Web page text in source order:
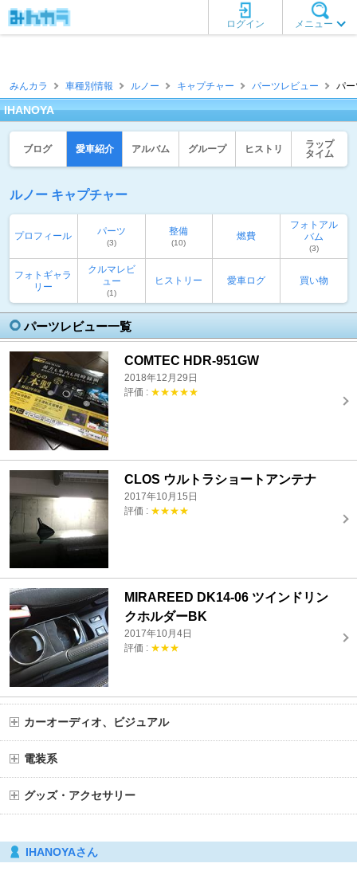
メニュー
ログイン
みんカラ 車種別情報 ルノー キャプチャー パーツレビュー パ
IHANOYA
ブログ 愛車紹介 アルバム グループ ヒストリ
ラップ
タイム
ルノー キャプチャー
プロフィール パーツ
(3)
整備
(10)
燃費
フォトアル
バム
(3)
フォトギャラ
リー
クルマレビ
ュー
(1)
ヒストリー 愛車ログ 買い物
パーツレビュー一覧
COMTEC HDR-951GW
2018年12月29日
評価 : ★★★★★
CLOS ウルトラショートアンテナ
2017年10月15日
評価 : ★★★★
MIRAREED DK14-06 ツインドリン
クホルダーBK
2017年10月4日
評価 : ★★★
カーオーディオ、ビジュアル
電装系
グッズ・アクセサリー
IHANOYAさん